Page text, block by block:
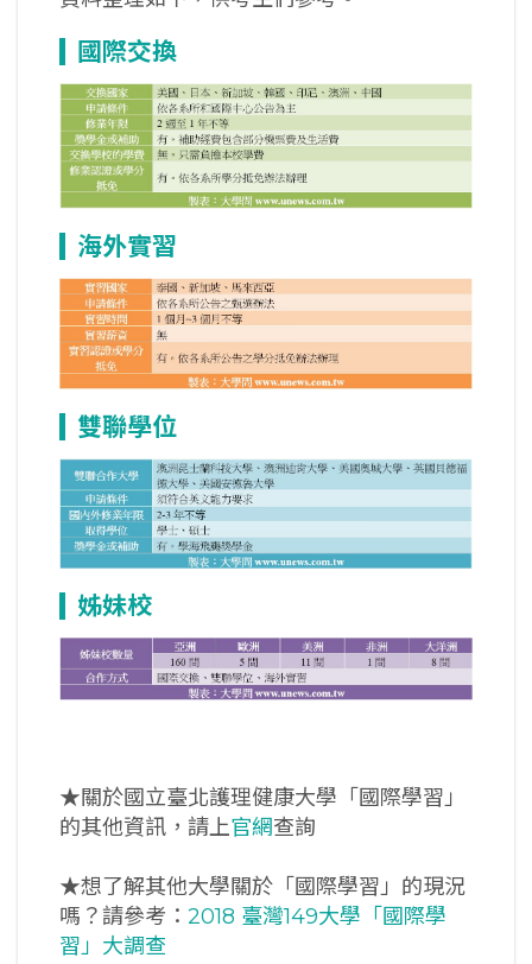
國際交換
海外實習
雙聯學位
姊妹校
★關於國立臺北護理健康大學「國際學習」
的其他資訊，請上官網查詢
★想了解其他大學關於「國際學習」的現況
嗎？請參考： 2018 臺灣149大學「國際學
習」大調查